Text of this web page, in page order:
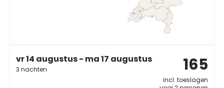
vr 14 augustus - ma 17 augustus
3 nachten 165
incl. toeslagen